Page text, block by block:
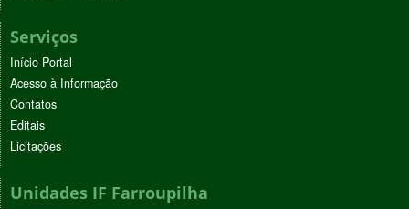
Serviços
Início Portal
Acesso à Informação
Contatos
Editais
Licitações
Unidades IF Farroupilha